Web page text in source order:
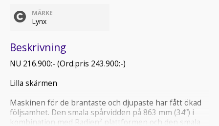
MÄRKE
Lynx
Beskrivning
NU 216.900:- (Ord.pris 243.900:-)
Lilla skärmen
Maskinen för de brantaste och djupaste har fått ökad
följsamhet. Den smala spårvidden på 863 mm (34”) i
kombination med Radien² plattformen och den smala